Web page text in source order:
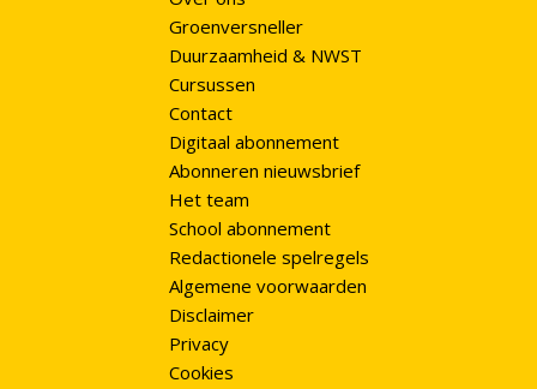
Groenversneller
Duurzaamheid & NWST
Cursussen
Contact
Digitaal abonnement
Abonneren nieuwsbrief
Het team
School abonnement
Redactionele spelregels
Algemene voorwaarden
Disclaimer
Privacy
Cookies